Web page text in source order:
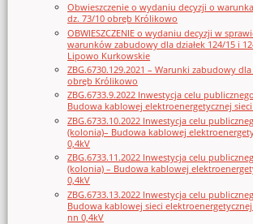
Obwieszczenie o wydaniu decyzji o
dz. 73/10 obręb Królikowo
OBWIESZCZENIE o wydaniu decyzji w
warunków zabudowy dla działek 124/15 i
Lipowo Kurkowskie
ZBG.6730.129.2021 – Warunki zabudowy
obręb Królikowo
ZBG.6733.9.2022 Inwestycja celu
Budowa kablowej elektroenergetycznej
ZBG.6733.10.2022 Inwestycja celu
(kolonia)– Budowa kablowej
0,4kV
ZBG.6733.11.2022 Inwestycja celu
(kolonia) – Budowa kablowej
0,4kV
ZBG.6733.13.2022 Inwestycja celu
Budowa kablowej sieci
nn 0,4kV